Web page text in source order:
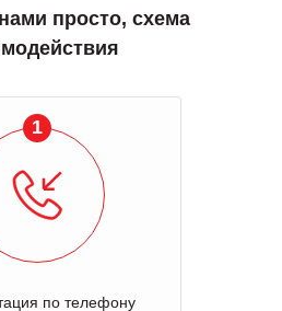
просто, схема
1
по телефону